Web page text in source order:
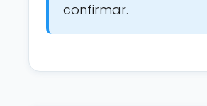
confirmar.